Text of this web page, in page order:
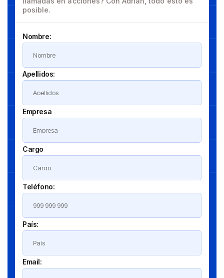
posible.
Nombre:
Apellidos:
Empresa
Cargo
Teléfono:
País:
Email: